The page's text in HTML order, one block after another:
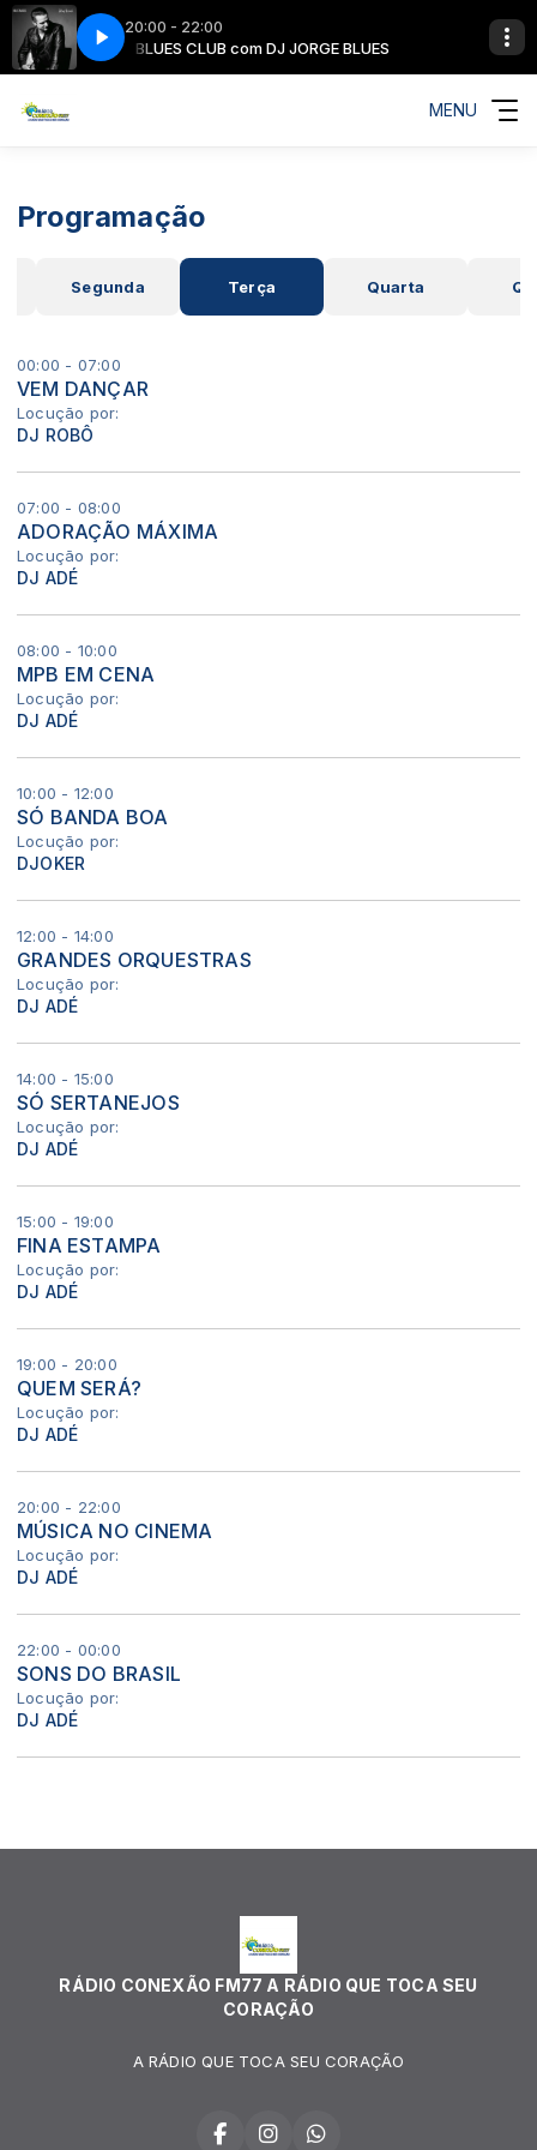
20:00 - 22:00
BLUES BLUES CLUB com DJ JORGE BLUES
Is Handmade01 - Kai Strauss, Sax Gordon - The Blues Is
MENU
Programação
Segunda Terça Quarta
00:00 - 07:00
VEM DANÇAR
Locução por:
DJ ROBÔ
07:00 - 08:00
ADORAÇÃO MÁXIMA
Locução por:
DJ ADÉ
08:00 - 10:00
MPB EM CENA
Locução por:
DJ ADÉ
10:00 - 12:00
SÓ BANDA BOA
Locução por:
DJOKER
12:00 - 14:00
GRANDES ORQUESTRAS
Locução por:
DJ ADÉ
14:00 - 15:00
SÓ SERTANEJOS
Locução por:
DJ ADÉ
15:00 - 19:00
FINA ESTAMPA
Locução por:
DJ ADÉ
19:00 - 20:00
QUEM SERÁ?
Locução por:
DJ ADÉ
20:00 - 22:00
MÚSICA NO CINEMA
Locução por:
DJ ADÉ
22:00 - 00:00
SONS DO BRASIL
Locução por:
DJ ADÉ
RÁDIO CONEXÃO FM77 A RÁDIO QUE TOCA SEU
CORAÇÃO
A RÁDIO QUE TOCA SEU CORAÇÃO